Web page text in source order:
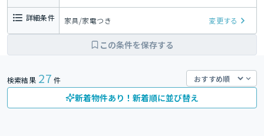
詳細条件 家具/家電つき 変更する
この条件を保存する
検索結果 27 件
新着物件あり！新着順に並び替え